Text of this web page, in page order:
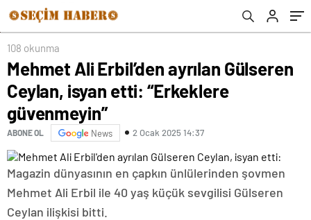
108 okunma
Mehmet Ali Erbil’den ayrılan Gülseren
Ceylan, isyan etti: “Erkeklere
güvenmeyin”
ABONE OL News 2 Ocak 2025 14:37
Magazin dünyasının en çapkın ünlülerinden şovmen
Mehmet Ali Erbil ile 40 yaş küçük sevgilisi Gülseren
Ceylan ilişkisi bitti.